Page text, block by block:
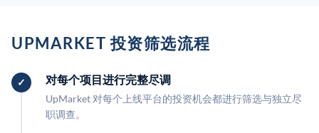
UPMARKET 投资筛选流程
对每个项目进行完整尽调
UpMarket 对每个上线平台的投资机会都进行筛选与独立尽
职调查。